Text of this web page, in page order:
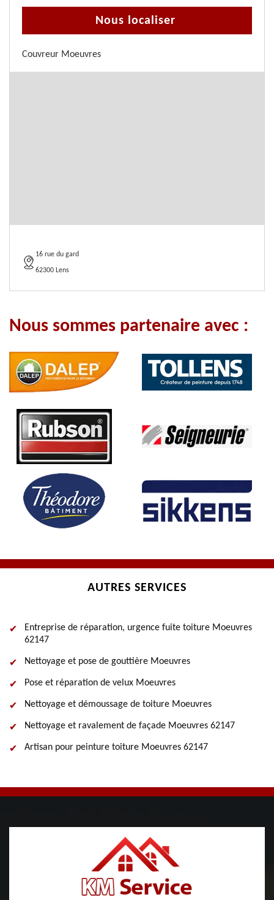
Nous localiser
Couvreur Moeuvres
16 rue du gard
62300 Lens
Nous sommes partenaire avec :
AUTRES SERVICES
Entreprise de réparation, urgence fuite toiture Moeuvres
62147
Nettoyage et pose de gouttière Moeuvres
Pose et réparation de velux Moeuvres
Nettoyage et démoussage de toiture Moeuvres
Nettoyage et ravalement de façade Moeuvres 62147
Artisan pour peinture toiture Moeuvres 62147